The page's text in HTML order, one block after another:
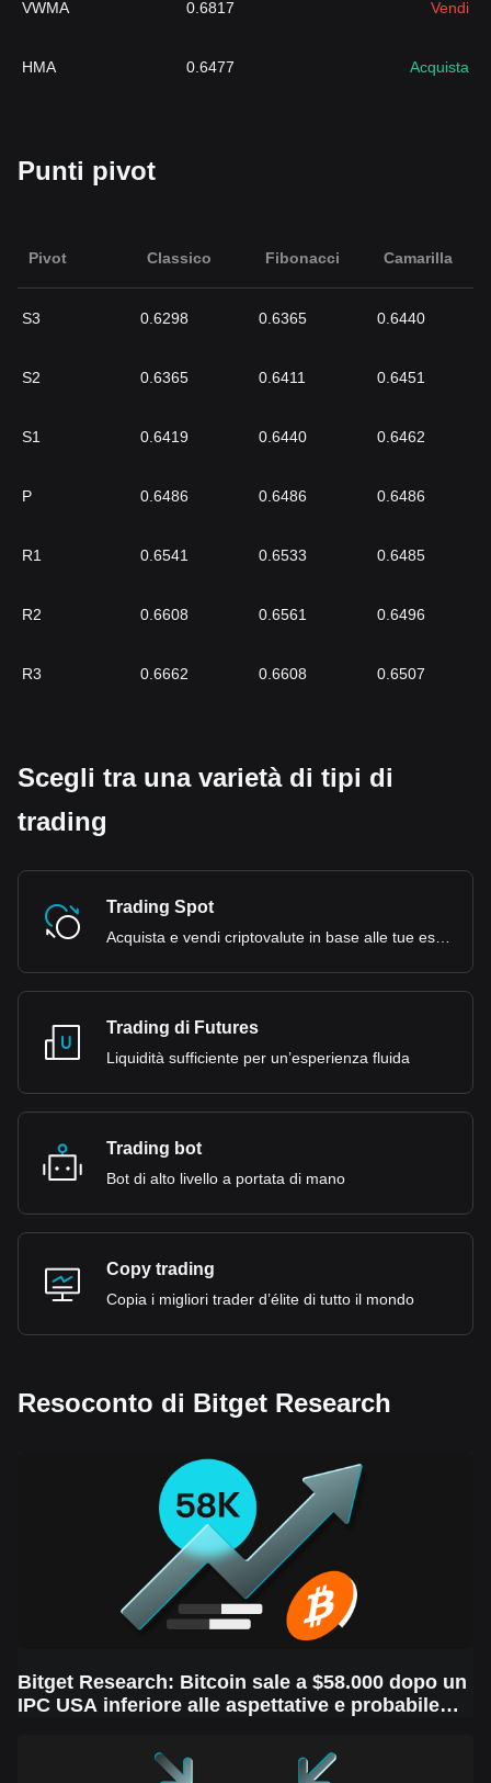
VWMA 0.6817 Vendi
HMA 0.6477 Acquista
Punti pivot
Pivot Classico Fibonacci Camarilla
S3 0.6298 0.6365 0.6440
S2 0.6365 0.6411 0.6451
S1 0.6419 0.6440 0.6462
P 0.6486 0.6486 0.6486
R1 0.6541 0.6533 0.6485
R2 0.6608 0.6561 0.6496
R3 0.6662 0.6608 0.6507
Scegli tra una varietà di tipi di
trading
Trading Spot
Trading di Futures
Liquidità sufficiente per un’esperienza fluida
Trading bot
Bot di alto livello a portata di mano
Copy trading
Copia i migliori trader d’élite di tutto il mondo
Resoconto di Bitget Research
Bitget Research: Bitcoin sale a $58.000 dopo un
IPC USA inferiore alle aspettative e probabile
settimana, in un contesto di volatilità dei mercati